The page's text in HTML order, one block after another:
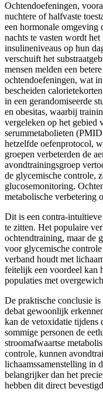
Ochtendoefeningen,
nuchtere of halfvaste
een hormonale omgeving
nachts te vasten wordt
insulineniveaus op hun
verschuift het
mensen melden een
ochtendoefeningen, wat
bescheiden
in een gerandomiseerde
en obesitas, waarbij
vergeleken op het gebied
serummetabolieten
hetzelfde oefenprotocol,
groepen verbeterden de
avondtrainingsgroep
de glycemische controle,
glucosemonitoring.
metabolische verbetering
Dit is een contra-
te zitten. Het populaire
ochtendtraining, maar de
voor glycemische
verband houdt met
feitelijk een voordeel kan
populaties met
De praktische conclusie
debat gewoonlijk
kan de vetoxidatie tijdens
sommige personen de
stroomafwaartse
controle, kunnen
lichaamssamenstelling in
belangrijker dan het
hebben dit direct